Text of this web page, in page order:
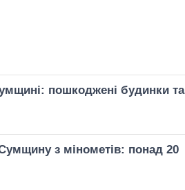
пошкоджені будинки та
з мінометів: понад 20